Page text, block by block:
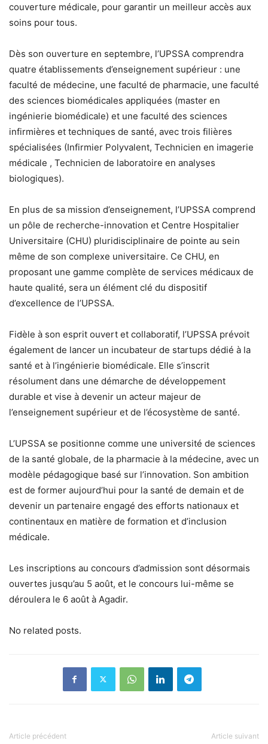
couverture médicale, pour garantir un meilleur accès aux
soins pour tous.
Dès son ouverture en septembre, l’UPSSA comprendra
quatre établissements d’enseignement supérieur : une
faculté de médecine, une faculté de pharmacie, une faculté
des sciences biomédicales appliquées (master en
ingénierie biomédicale) et une faculté des sciences
infirmières et techniques de santé, avec trois filières
spécialisées (Infirmier Polyvalent, Technicien en imagerie
médicale , Technicien de laboratoire en analyses
biologiques).
En plus de sa mission d’enseignement, l’UPSSA comprend
un pôle de recherche-innovation et Centre Hospitalier
Universitaire (CHU) pluridisciplinaire de pointe au sein
même de son complexe universitaire. Ce CHU, en
proposant une gamme complète de services médicaux de
haute qualité, sera un élément clé du dispositif
d’excellence de l’UPSSA.
Fidèle à son esprit ouvert et collaboratif, l’UPSSA prévoit
également de lancer un incubateur de startups dédié à la
santé et à l’ingénierie biomédicale. Elle s’inscrit
résolument dans une démarche de développement
durable et vise à devenir un acteur majeur de
l’enseignement supérieur et de l’écosystème de santé.
L’UPSSA se positionne comme une université de sciences
de la santé globale, de la pharmacie à la médecine, avec un
modèle pédagogique basé sur l’innovation. Son ambition
est de former aujourd’hui pour la santé de demain et de
devenir un partenaire engagé des efforts nationaux et
continentaux en matière de formation et d’inclusion
médicale.
Les inscriptions au concours d’admission sont désormais
ouvertes jusqu’au 5 août, et le concours lui-même se
déroulera le 6 août à Agadir.
No related posts.
Article précédent Article suivant